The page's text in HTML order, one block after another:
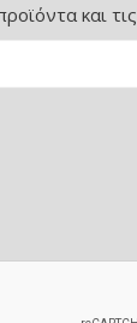
και